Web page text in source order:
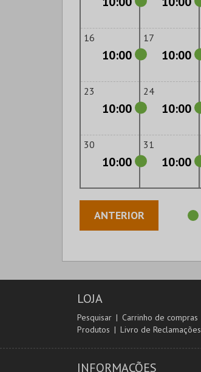
16
10:00
17
10:00
23
10:00
24
10:00
30
10:00
31
10:00
ANTERIOR
LOJA
Pesquisar Carrinho de compras
Produtos
Livro de Reclamações
INFORMAÇÕES